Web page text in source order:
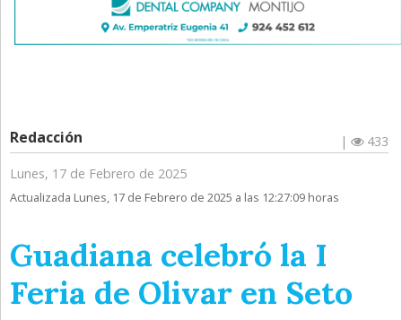
Redacción |
433
Lunes, 17 de Febrero de 2025
Actualizada Lunes, 17 de Febrero de 2025 a las 12:27:09 horas
Guadiana celebró la I
Feria de Olivar en Seto